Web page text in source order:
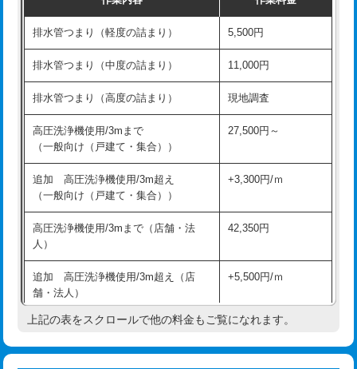
現場見積
※給水管工事は20mmまでの価格です。
持込商品取付（混合水栓） 16,500円
持込商品取付（浄水器・分岐水栓） 16,500円
給水管工事※（ホール加工) 16,500円
給水管工事※（バンド止め) 3,300円
給水管工事※（支持金具設置)
給水管工事※（保温材使用（バンド止
め込み）)
5,500円
給水管工事※（土の掘削・埋め戻し作
業)
11,000円
給水管工事※（塩ビ管（VP・HI）使
用/3ｍまで)
33,000円
給水管工事※（塩ビ管（VP・HI）使
+8,800円
排水管つまり（軽度の詰まり） 5,500円
排水管つまり（中度の詰まり） 11,000円
排水管つまり（高度の詰まり） 現地調査
高圧洗浄機使用/3mまで
（一般向け（戸建て・集合））
27,500円～
追加 高圧洗浄機使用/3m超え
（一般向け（戸建て・集合））
+3,300円/ｍ
高圧洗浄機使用/3mまで（店舗・法
人）
42,350円
追加 高圧洗浄機使用/3m超え（店
舗・法人）
+5,500円/ｍ
高度高圧洗浄換 現地調査
上記の表をスクロールで他の料金もご覧になれます。